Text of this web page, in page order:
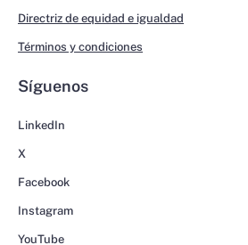
Directriz de equidad e igualdad
Términos y condiciones
Síguenos
LinkedIn
X
Facebook
Instagram
YouTube